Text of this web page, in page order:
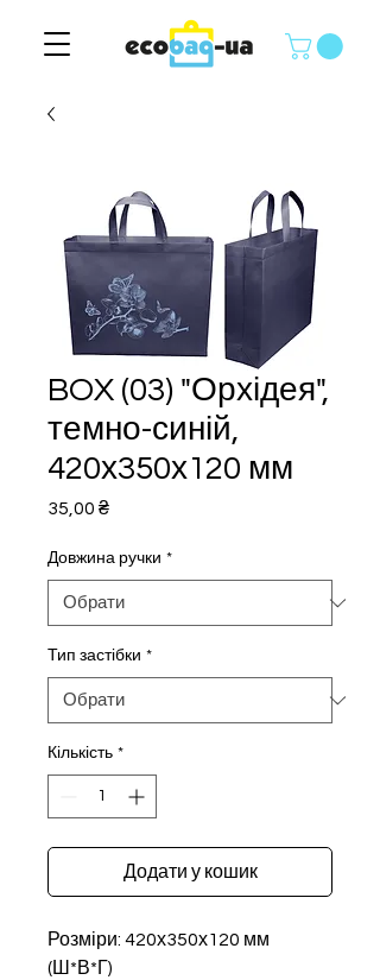
BOX (03) "Орхідея",
темно-синій,
420х350х120 мм
35,00 ₴Ціна
Довжина ручки *
Тип застібки *
Кількість *
Додати у кошик
Розміри: 420х350х120 мм
(Ш*В*Г)